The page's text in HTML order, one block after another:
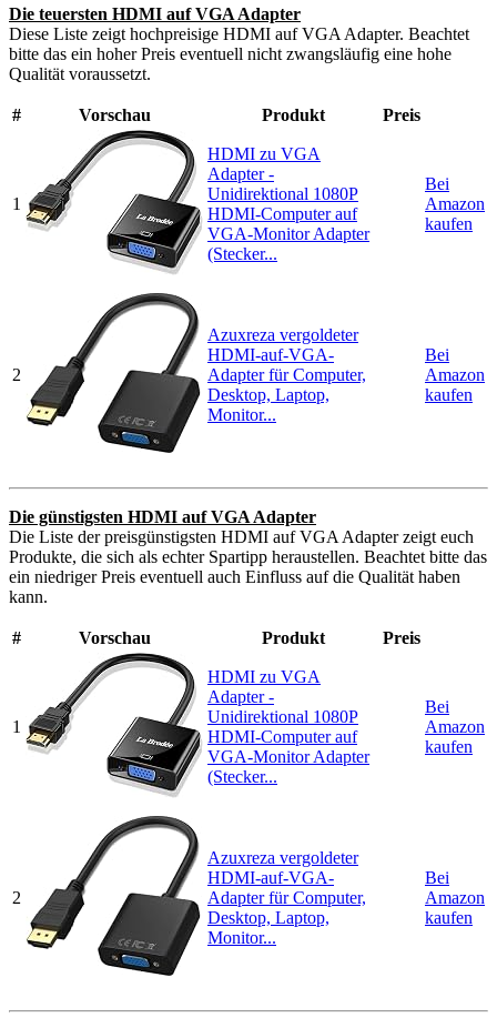
Die teuersten HDMI auf VGA Adapter
Diese Liste zeigt hochpreisige HDMI auf VGA Adapter. Beachtet
bitte das ein hoher Preis eventuell nicht zwangsläufig eine hohe
Qualität voraussetzt.
# Vorschau Produkt Preis
1
HDMI zu VGA
Adapter -
Unidirektional 1080P
HDMI-Computer auf
VGA-Monitor Adapter
(Stecker...
Bei
Amazon
kaufen
2
Azuxreza vergoldeter
HDMI-auf-VGA-
Adapter für Computer,
Desktop, Laptop,
Monitor...
Bei
Amazon
kaufen
Die günstigsten HDMI auf VGA Adapter
Die Liste der preisgünstigsten HDMI auf VGA Adapter zeigt euch
Produkte, die sich als echter Spartipp heraustellen. Beachtet bitte das
ein niedriger Preis eventuell auch Einfluss auf die Qualität haben
kann.
# Vorschau Produkt Preis
1
HDMI zu VGA
Adapter -
Unidirektional 1080P
HDMI-Computer auf
VGA-Monitor Adapter
(Stecker...
Bei
Amazon
kaufen
2
Azuxreza vergoldeter
HDMI-auf-VGA-
Adapter für Computer,
Desktop, Laptop,
Monitor...
Bei
Amazon
kaufen